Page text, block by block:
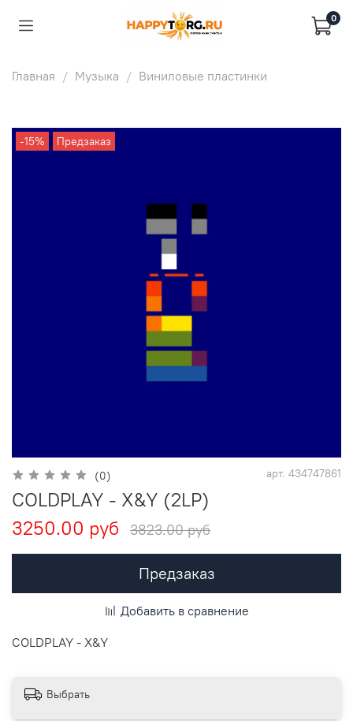
0
Главная Музыка Виниловые пластинки
-15% Предзаказ
(0) арт. 434747861
COLDPLAY - X&Y (2LP)
3250.00 руб
3823.00 руб
Предзаказ
Добавить в сравнение
COLDPLAY - X&Y
Выбрать